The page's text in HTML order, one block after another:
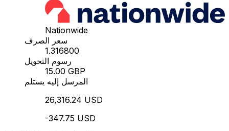
Nationwide
سعر الصرف
1.316800
رسوم التحويل
15.00 GBP
المرسل إليه يستلم
26,316.24 USD
-347.75 USD